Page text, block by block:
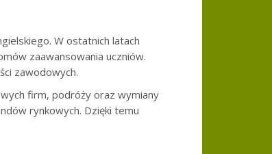
W ostatnich latach
zaawansowania uczniów.
zawodowych.
firm, podróży oraz wymiany
rynkowych. Dzięki temu